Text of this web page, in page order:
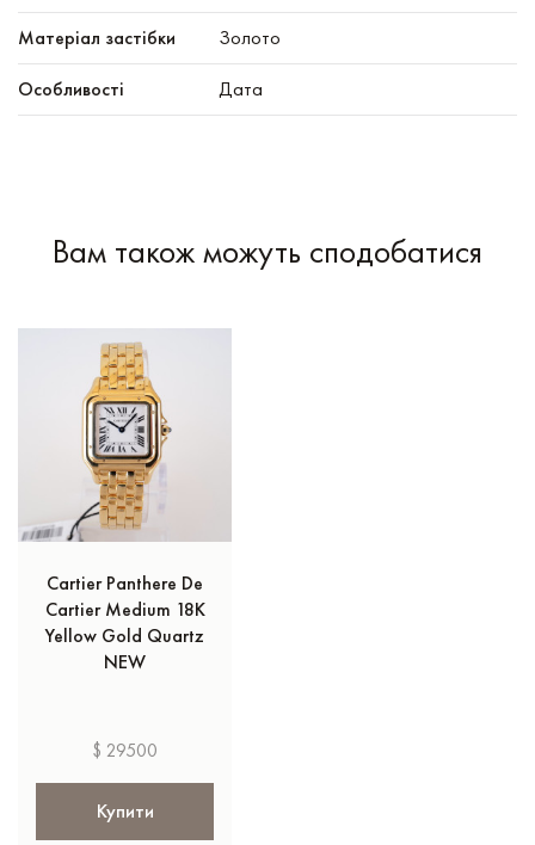
Матеріал застібки Золото
Особливості Дата
Вам також можуть сподобатися
Cartier Panthere De
Cartier Medium 18K
Yellow Gold Quartz
NEW
$ 29500
Купити